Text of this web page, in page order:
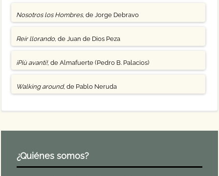
Nosotros los Hombres, de Jorge Debravo
Reír llorando, de Juan de Dios Peza
¡Più avanti!, de Almafuerte (Pedro B. Palacios)
Walking around, de Pablo Neruda
¿Quiénes somos?